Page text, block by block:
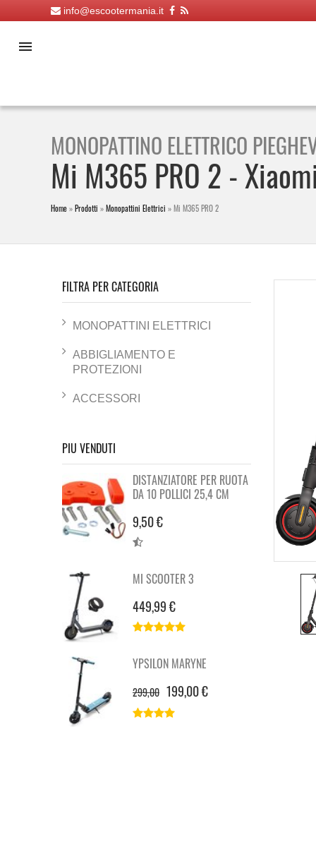
info@escootermania.it
MONOPATTINO ELETTRICO
Mi M365 PRO 2 -
Home»Prodotti »Monopattini Elettrici »Mi M365 PRO 2
FILTRA PER CATEGORIA
MONOPATTINI ELETTRICI
ABBIGLIAMENTO E
PROTEZIONI
ACCESSORI
PIU VENDUTI
DISTANZIATORE PER RUOTA
DA 10 POLLICI 25,4 CM
9,50 €
MI SCOOTER 3
449,99 €
YPSILON MARYNE
299,00 199,00 €